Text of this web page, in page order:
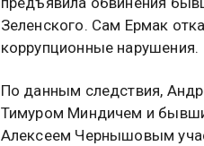
Зеленского. Сам Ермак
коррупционные нарушения.
По данным следствия,
Тимуром Миндичем и
Алексеем Чернышовым